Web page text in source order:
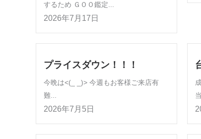
するため ＧＯＯ鑑定...
2026年7月17日
プライスダウン！！！
今晩は<(_ _)> 今週もお客様ご来店有
難...
2026年7月5日